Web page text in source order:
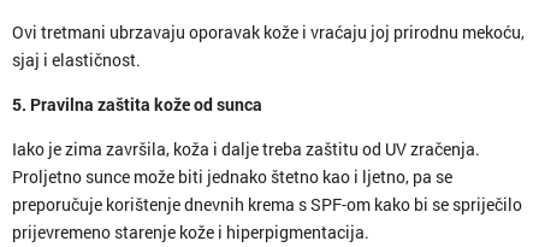
Ovi tretmani ubrzavaju oporavak kože i vraćaju joj prirodnu mekoću,
sjaj i elastičnost.
5. Pravilna zaštita kože od sunca
Iako je zima završila, koža i dalje treba zaštitu od UV zračenja.
Proljetno sunce može biti jednako štetno kao i ljetno, pa se
preporučuje korištenje dnevnih krema s SPF-om kako bi se spriječilo
prijevremeno starenje kože i hiperpigmentacija.